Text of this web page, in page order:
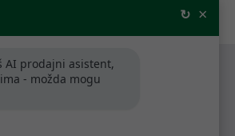
↻ ×
AI prodajni asistent,
- možda mogu